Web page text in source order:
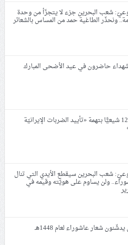
شعب البحرين جزء لا يتجزّأ من وحدة
ونحذّر الطاغية حمد من المساس بالشعائر
حاضرون في عيد الأضحى المبارك
الحكم بسجن 12 شيعيًّا بتهمة «تأييد الضربات الإيرانيّة
شعب البحرين سيقطع الأيدي التي تنال
ولن يساوم على هويّته وقيمه في
شعار عاشوراء لعام 1448هـ